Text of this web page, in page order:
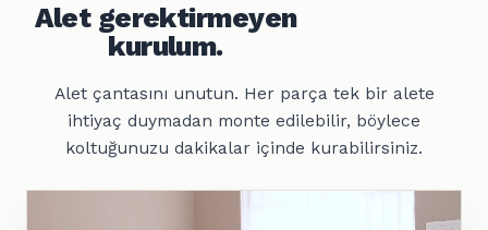
Alet gerektirmeyen
kurulum.
Alet çantasını unutun. Her parça tek bir alete
ihtiyaç duymadan monte edilebilir, böylece
koltuğunuzu dakikalar içinde kurabilirsiniz.